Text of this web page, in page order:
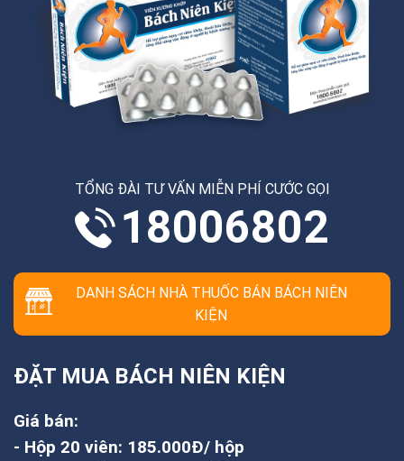
TỔNG ĐÀI TƯ VẤN MIỄN PHÍ CƯỚC GỌI
18006802
DANH SÁCH NHÀ THUỐC BÁN BÁCH NIÊN
KIỆN
ĐẶT MUA BÁCH NIÊN KIỆN
Giá bán:
- Hộp 20 viên: 185.000Đ/ hộp